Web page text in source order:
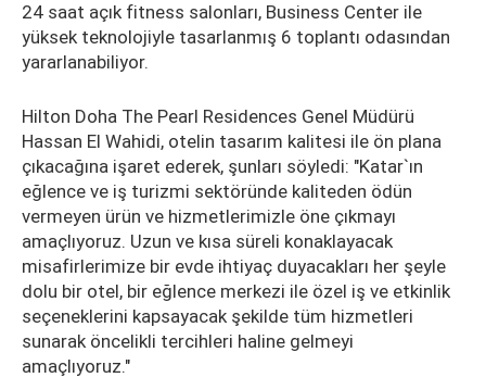
24 saat açık fitness salonları, Business Center ile
yüksek teknolojiyle tasarlanmış 6 toplantı odasından
yararlanabiliyor.
Hilton Doha The Pearl Residences Genel Müdürü
Hassan El Wahidi, otelin tasarım kalitesi ile ön plana
çıkacağına işaret ederek, şunları söyledi: "Katar`ın
eğlence ve iş turizmi sektöründe kaliteden ödün
vermeyen ürün ve hizmetlerimizle öne çıkmayı
amaçlıyoruz. Uzun ve kısa süreli konaklayacak
misafirlerimize bir evde ihtiyaç duyacakları her şeyle
dolu bir otel, bir eğlence merkezi ile özel iş ve etkinlik
seçeneklerini kapsayacak şekilde tüm hizmetleri
sunarak öncelikli tercihleri haline gelmeyi
amaçlıyoruz."